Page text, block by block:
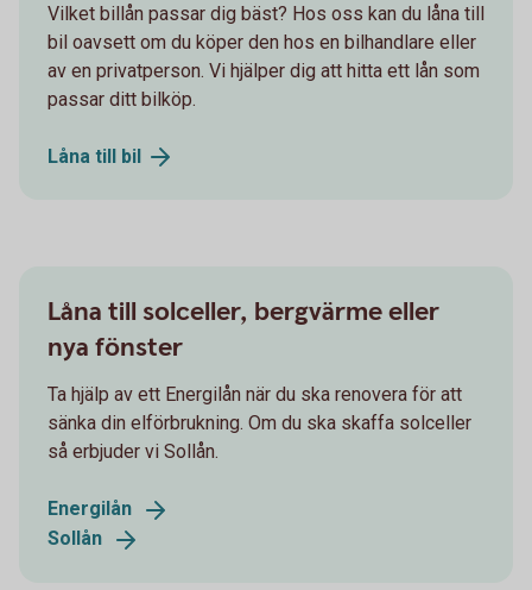
Vilket billån passar dig bäst? Hos oss kan du låna till
bil oavsett om du köper den hos en bilhandlare eller
av en privatperson. Vi hjälper dig att hitta ett lån som
passar ditt bilköp.
Låna till bil
Låna till solceller, bergvärme eller
nya fönster
Ta hjälp av ett Energilån när du ska renovera för att
sänka din elförbrukning. Om du ska skaffa solceller
så erbjuder vi Sollån.
Energilån
Sollån